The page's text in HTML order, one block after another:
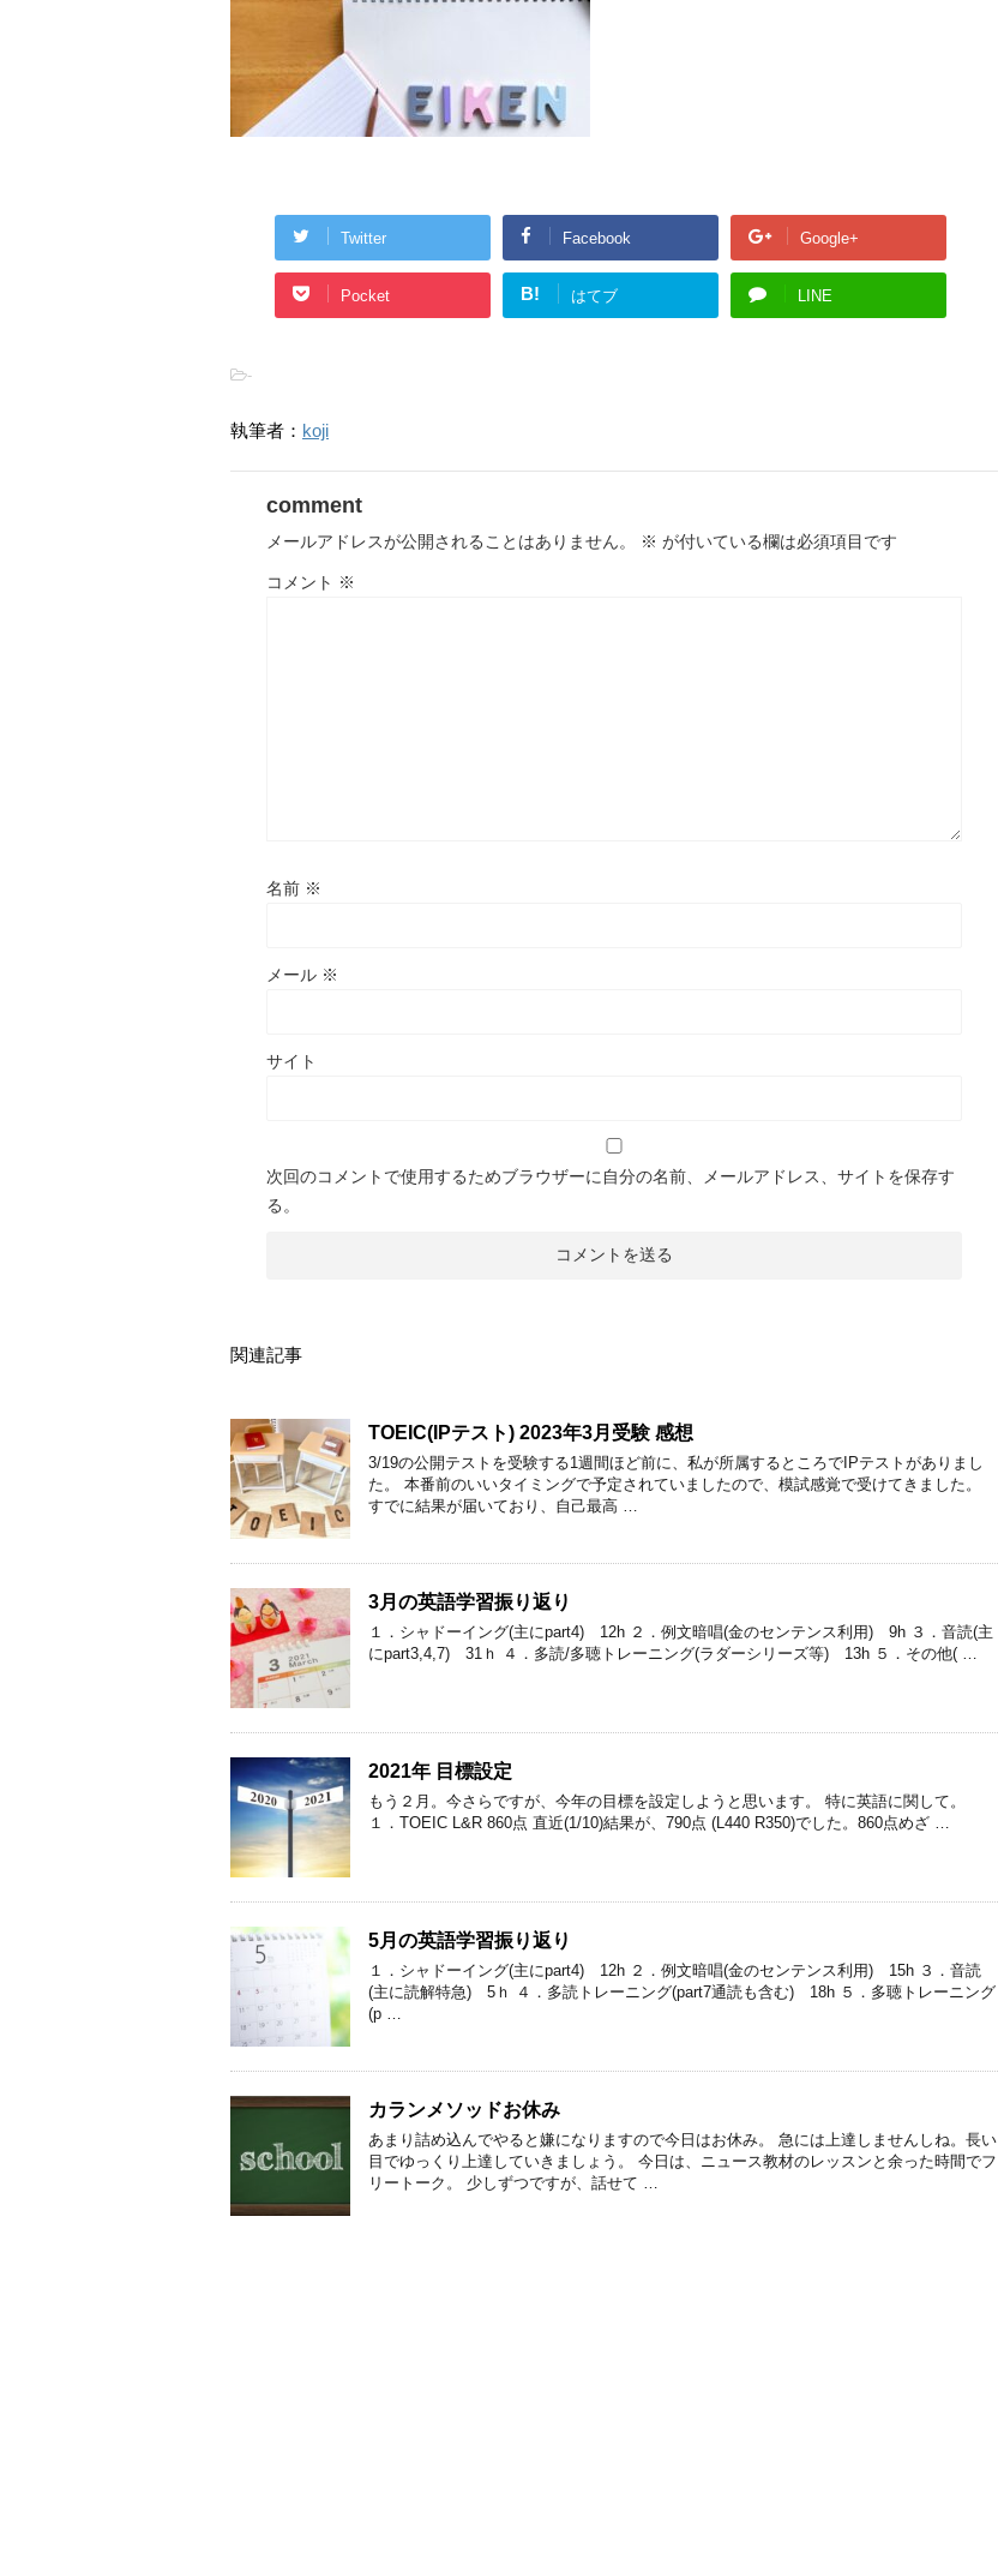
Twitter Facebook Google+
Pocket B! はてブ LINE
-
執筆者： koji
comment
メールアドレスが公開されることはありません。 ※ が付いている欄は必須項目です
コメント ※
名前 ※
メール ※
サイト
次回のコメントで使用するためブラウザーに自分の名前、メールアドレス、サイトを保存す
る。
関連記事
TOEIC(IPテスト) 2023年3月受験 感想
3/19の公開テストを受験する1週間ほど前に、私が所属するところでIPテストがありまし
た。 本番前のいいタイミングで予定されていましたので、模試感覚で受けてきました。
すでに結果が届いており、自己最高 …
3月の英語学習振り返り
１．シャドーイング(主にpart4) 12h ２．例文暗唱(金のセンテンス利用) 9h ３．音読(主
にpart3,4,7) 31ｈ ４．多読/多聴トレーニング(ラダーシリーズ等) 13h ５．その他( …
2021年 目標設定
もう２月。今さらですが、今年の目標を設定しようと思います。 特に英語に関して。
１．TOEIC L&R 860点 直近(1/10)結果が、790点 (L440 R350)でした。860点めざ …
5月の英語学習振り返り
１．シャドーイング(主にpart4) 12h ２．例文暗唱(金のセンテンス利用) 15h ３．音読
(主に読解特急) 5ｈ ４．多読トレーニング(part7通読も含む) 18h ５．多聴トレーニング
(p …
カランメソッドお休み
あまり詰め込んでやると嫌になりますので今日はお休み。 急には上達しませんしね。長い
目でゆっくり上達していきましょう。 今日は、ニュース教材のレッスンと余った時間でフ
リートーク。 少しずつですが、話せて …